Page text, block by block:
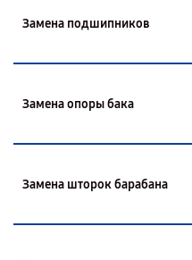
Замена подшипников
Замена опоры бака
Замена шторок барабана